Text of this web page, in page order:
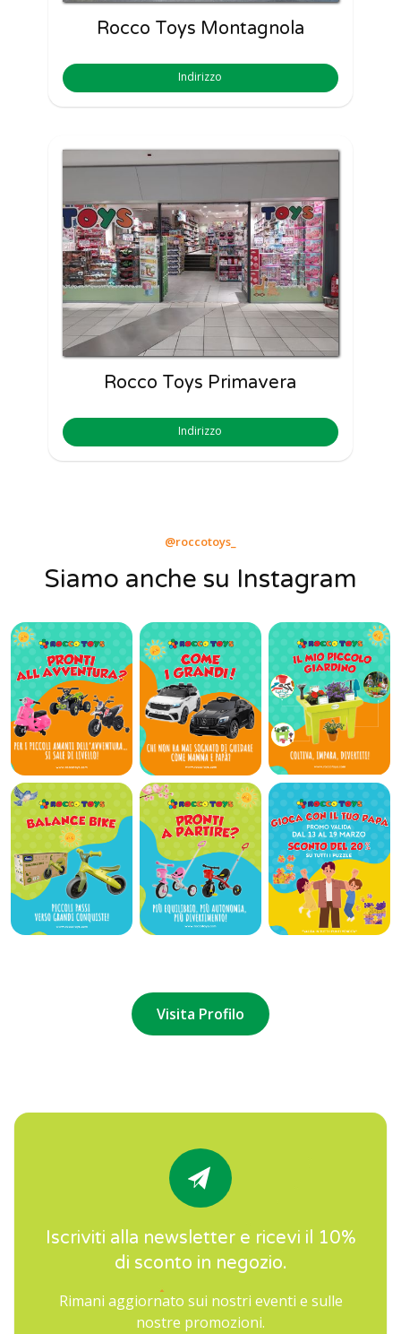
Rocco Toys Montagnola
Indirizzo
Rocco Toys Primavera
Indirizzo
@roccotoys_
Siamo anche su Instagram
Visita Profilo
Iscriviti alla newsletter e ricevi il 10%
di sconto in negozio.
Rimani aggiornato sui nostri eventi e sulle
nostre promozioni.